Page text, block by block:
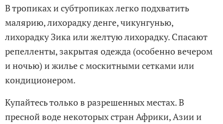
В тропиках и субтропиках легко подхватить
малярию, лихорадку денге, чикунгунью,
лихорадку Зика или желтую лихорадку. Спасают
репелленты, закрытая одежда (особенно вечером
и ночью) и жилье с москитными сетками или
кондиционером.
Купайтесь только в разрешенных местах. В
пресной воде некоторых стран Африки, Азии и